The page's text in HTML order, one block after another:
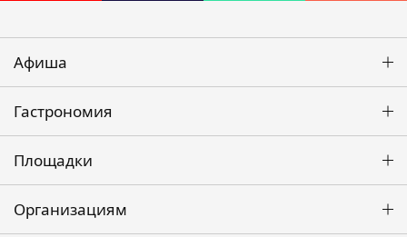
Афиша
Гастрономия
Площадки
Организациям